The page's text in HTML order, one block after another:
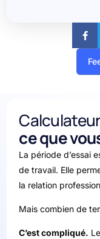
ce que
La période d’essai
de travail. Elle
la relation
Mais combien de
C’est compliqué.